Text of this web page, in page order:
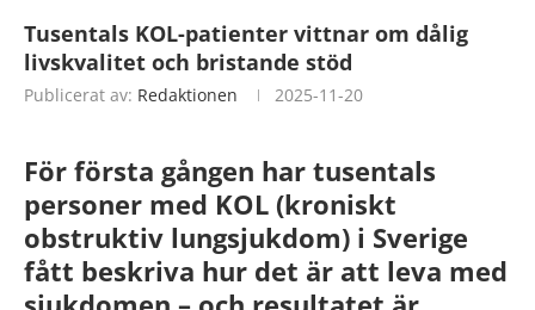
Tusentals KOL-patienter vittnar om dålig
livskvalitet och bristande stöd
Publicerat av: Redaktionen 2025-11-20
För första gången har tusentals
personer med KOL (kroniskt
obstruktiv lungsjukdom) i Sverige
fått beskriva hur det är att leva med